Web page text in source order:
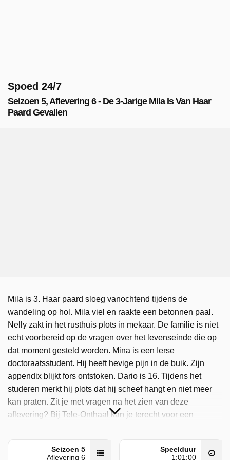
Spoed 24/7
Seizoen 5, Aflevering 6 - De 3-Jarige Mila Is Van Haar
Paard Gevallen
Mila is 3. Haar paard sloeg vanochtend tijdens de
wandeling op hol. Mila viel en raakte een betonnen paal.
Nelly zakt in het rusthuis plots in mekaar. De familie is niet
echt voorbereid op de vragen over het levenseinde die op
dat moment gesteld worden. Mina is een Ierse
doctoraatsstudent. Hij heeft hevige pijn in de buik. Zijn
appendix blijkt fors ontstoken. Dario is 16. Tijdens het
studeren merkt hij plots dat hij scheef hangt en niet meer
kan praten. Zit je met vragen na het zien van deze
aflevering? Bij Tele-Onthaal kan je terecht voor een
www.tele-onthaal.be.
Seizoen 5
Aflevering 6
Speelduur
1:01:00